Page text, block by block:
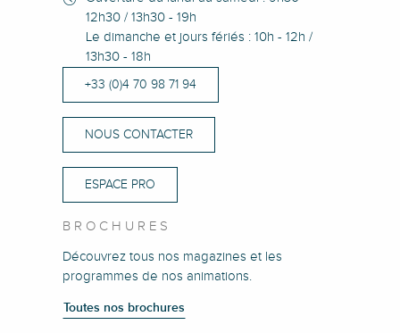
12h30 / 13h30 - 19h
Le dimanche et jours fériés : 10h - 12h /
13h30 - 18h
+33 (0)4 70 98 71 94
NOUS CONTACTER
ESPACE PRO
BROCHURES
Découvrez tous nos magazines et les
programmes de nos animations.
Toutes nos brochures